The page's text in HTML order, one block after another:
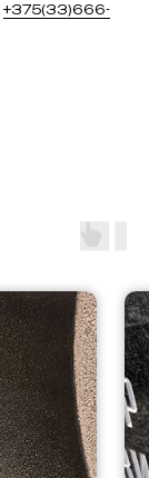
+375(33)666-